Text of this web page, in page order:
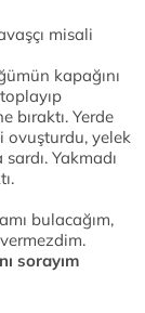
misali
kapağını
bıraktı. Yerde
ovuşturdu, yelek
Yakmadı
bulacağım,
sorayım